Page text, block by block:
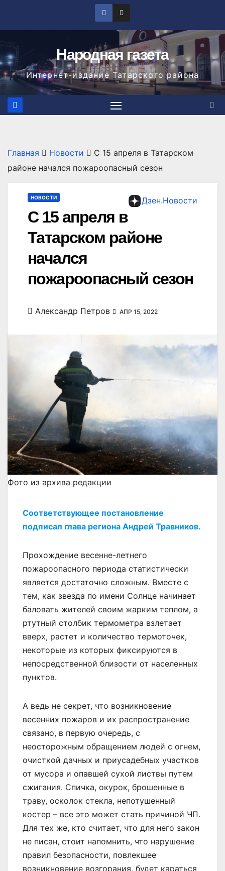
Народная газета
Интернет-издание Татарского района
Главная Новости
С 15 апреля в Татарском
районе начался пожароопасный сезон
Дзен.Новости
НОВОСТИ
С 15 апреля в
Татарском районе
начался
пожароопасный сезон
Александр Петров АПР 15, 2022
Фото из архива редакции
Соответствующее постановление
подписал глава региона Андрей Травников.
Прохождение весенне-летнего
пожароопасного периода статистически
является достаточно сложным. Вместе с
тем, как звезда по имени Солнце начинает
баловать жителей своим жарким теплом, а
ртутный столбик термометра взлетает
вверх, растет и количество термоточек,
некоторые из которых фиксируются в
непосредственной близости от населенных
пунктов.
А ведь не секрет, что возникновение
весенних пожаров и их распространение
связано, в первую очередь, с
неосторожным обращением людей с огнем,
очисткой дачных и приусадебных участков
от мусора и опавшей сухой листвы путем
сжигания. Спичка, окурок, брошенные в
траву, осколок стекла, непотушенный
костер – все это может стать причиной ЧП.
Для тех же, кто считает, что для него закон
не писан, стоит напомнить, что нарушение
правил безопасности, повлекшее
возникновение возгорания, будет караться